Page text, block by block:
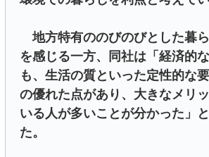
地方特有ののびのびとした暮
を感じる一方、同社は「経済的
も、生活の質といった定性的な
の優れた点があり、大きなメリ
いる人が多いことが分かった」
た。